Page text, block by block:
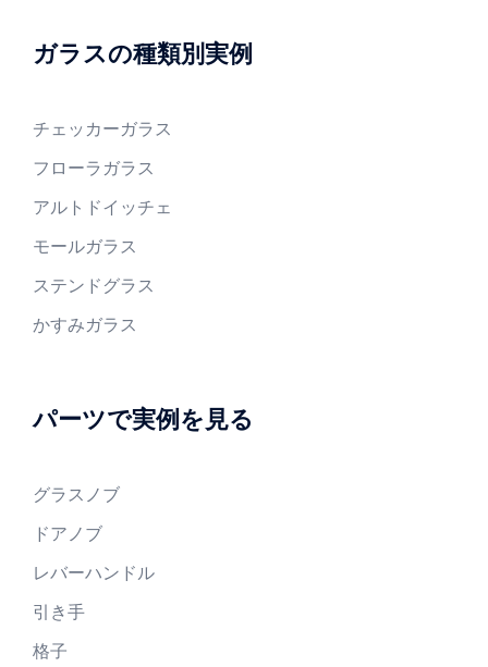
ガラスの種類別実例
チェッカーガラス
フローラガラス
アルトドイッチェ
モールガラス
ステンドグラス
かすみガラス
パーツで実例を見る
グラスノブ
ドアノブ
レバーハンドル
引き手
格子